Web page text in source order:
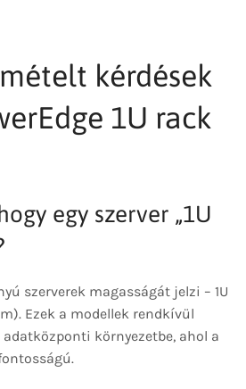
kérdések
1U rack
egy szerver „1U
szerverek magasságát jelzi – 1U
Ezek a modellek rendkívül
környezetbe, ahol a